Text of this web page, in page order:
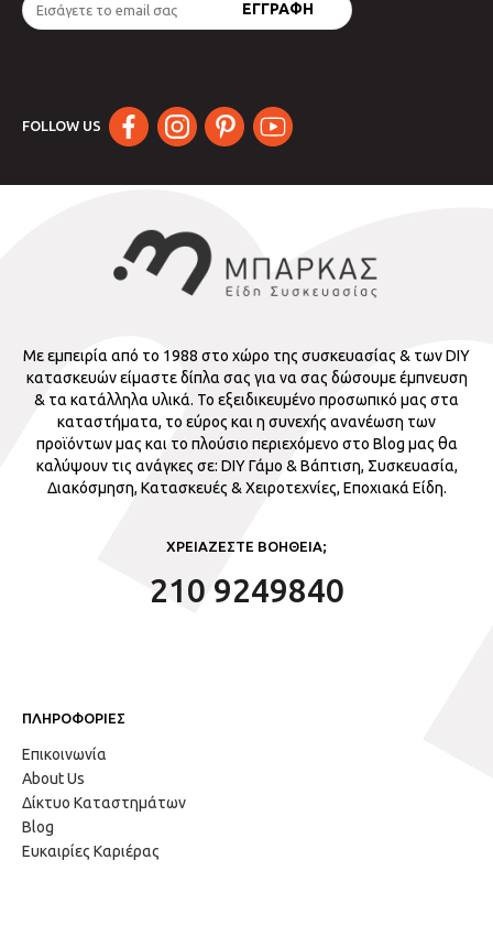
FOLLOW US
Με εμπειρία από το 1988 στο χώρο της συσκευασίας & των DIY
κατασκευών είμαστε δίπλα σας για να σας δώσουμε έμπνευση
& τα κατάλληλα υλικά. Το εξειδικευμένο προσωπικό μας στα
καταστήματα, το εύρος και η συνεχής ανανέωση των
προϊόντων μας και το πλούσιο περιεχόμενο στο Blog μας θα
καλύψουν τις ανάγκες σε: DIY Γάμο & Βάπτιση, Συσκευασία,
Διακόσμηση, Κατασκευές & Χειροτεχνίες, Εποχιακά Είδη.
ΧΡΕΙΑΖΕΣΤΕ ΒΟΗΘΕΙΑ;
210 9249840
ΠΛΗΡΟΦΟΡΙΕΣ
Επικοινωνία
About Us
Δίκτυο Καταστημάτων
Blog
Ευκαιρίες Καριέρας